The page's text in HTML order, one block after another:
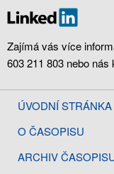
Zajímá vás více
603 211 803 nebo nás
ÚVODNÍ STRÁNKA
O ČASOPISU
ARCHIV